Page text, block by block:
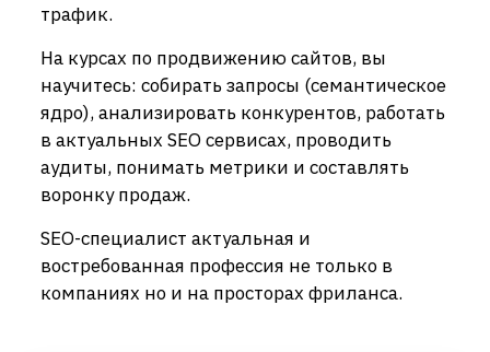
трафик.
На курсах по продвижению сайтов, вы
научитесь: собирать запросы (семантическое
ядро), анализировать конкурентов, работать
в актуальных SEO сервисах, проводить
аудиты, понимать метрики и составлять
воронку продаж.
SEO-специалист актуальная и
востребованная профессия не только в
компаниях но и на просторах фриланса.